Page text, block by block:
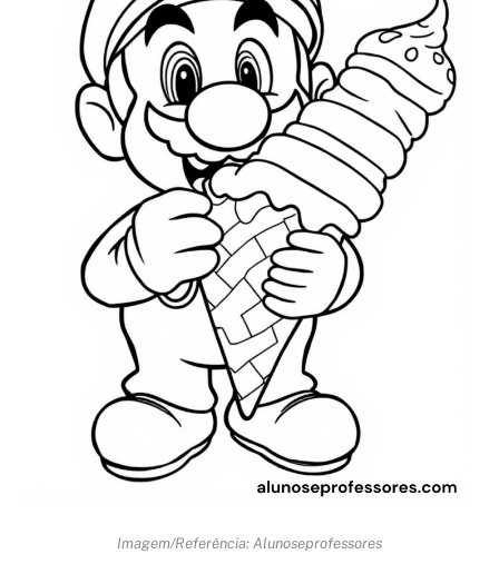
Imagem/Referência: Alunoseprofessores